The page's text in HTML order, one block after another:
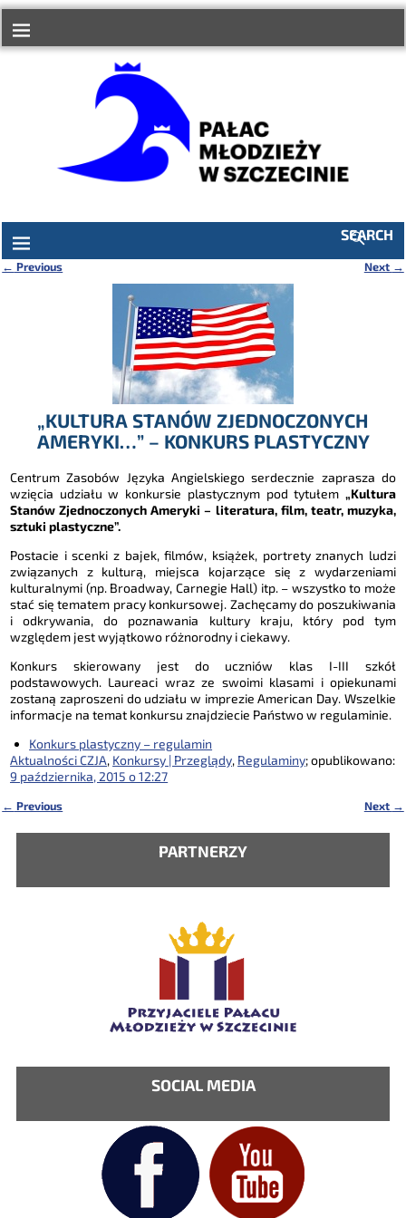
treści
SEARCH
← Previous Next →
„KULTURA STANÓW ZJEDNOCZONYCH
AMERYKI…” – KONKURS PLASTYCZNY
Centrum Zasobów Języka Angielskiego serdecznie zaprasza do
wzięcia udziału w konkursie plastycznym pod tytułem „Kultura
Stanów Zjednoczonych Ameryki – literatura, film, teatr, muzyka,
sztuki plastyczne”.
Postacie i scenki z bajek, filmów, książek, portrety znanych ludzi
związanych z kulturą, miejsca kojarzące się z wydarzeniami
kulturalnymi (np. Broadway, Carnegie Hall) itp. – wszystko to może
stać się tematem pracy konkursowej. Zachęcamy do poszukiwania
i odkrywania, do poznawania kultury kraju, który pod tym
względem jest wyjątkowo różnorodny i ciekawy.
Konkurs skierowany jest do uczniów klas I-III szkół
podstawowych. Laureaci wraz ze swoimi klasami i opiekunami
zostaną zaproszeni do udziału w imprezie American Day. Wszelkie
informacje na temat konkursu znajdziecie Państwo w regulaminie.
Konkurs plastyczny – regulamin
Aktualności CZJA, Konkursy | Przeglądy, Regulaminy; opublikowano:
9 października, 2015 o 12:27
← Previous Next →
PARTNERZY
SOCIAL MEDIA